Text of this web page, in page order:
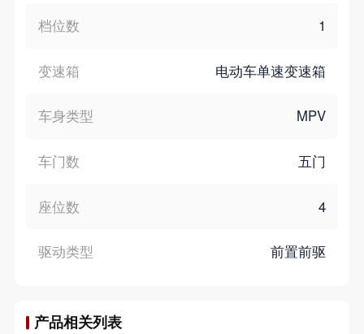
档位数 1
变速箱 电动车单速变速箱
车身类型 MPV
车门数 五门
座位数 4
驱动类型 前置前驱
产品相关列表